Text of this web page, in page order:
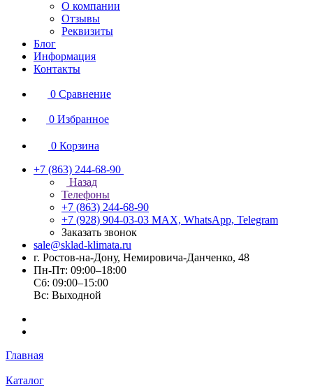
О компании
Отзывы
Реквизиты
Блог
Информация
Контакты
0 Сравнение
0 Избранное
0 Корзина
+7 (863) 244-68-90
Назад
Телефоны
+7 (863) 244-68-90
+7 (928) 904-03-03 MAX, WhatsApp, Telegram
Заказать звонок
sale@sklad-klimata.ru
г. Ростов-на-Дону, Немировича-Данченко, 48
Пн-Пт: 09:00–18:00
Сб: 09:00–15:00
Вс: Выходной
Главная
Каталог